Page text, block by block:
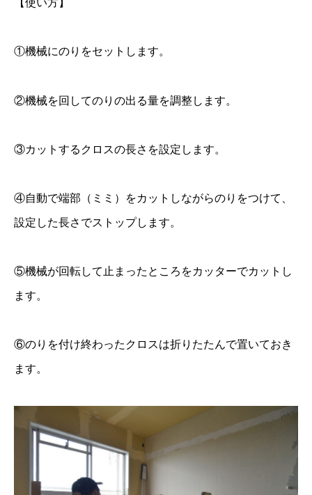
①機械にのりをセットします。
②機械を回してのりの出る量を調整します。
③カットするクロスの長さを設定します。
④自動で端部（ミミ）をカットしながらのりをつけて、
設定した長さでストップします。
⑤機械が回転して止まったところをカッターでカットし
ます。
⑥のりを付け終わったクロスは折りたたんで置いておき
ます。